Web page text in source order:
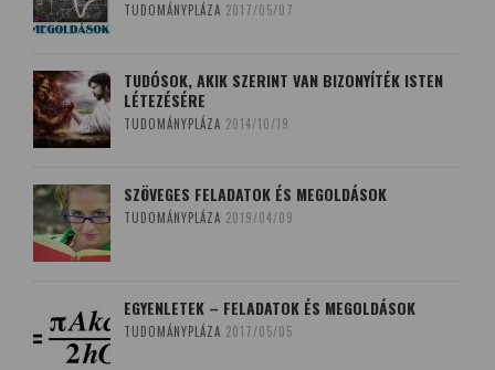
TUDOMÁNYPLÁZA 2017/05/07
TUDÓSOK, AKIK SZERINT VAN BIZONYÍTÉK ISTEN
LÉTEZÉSÉRE
TUDOMÁNYPLÁZA 2014/10/19
SZÖVEGES FELADATOK ÉS MEGOLDÁSOK
TUDOMÁNYPLÁZA 2019/04/09
EGYENLETEK – FELADATOK ÉS MEGOLDÁSOK
TUDOMÁNYPLÁZA 2017/05/05